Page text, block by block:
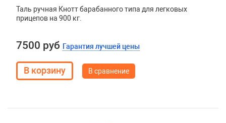
Таль ручная Кнотт барабанного типа для легковых
прицепов на 900 кг.
7500 руб Гарантия лучшей цены
В сравнение